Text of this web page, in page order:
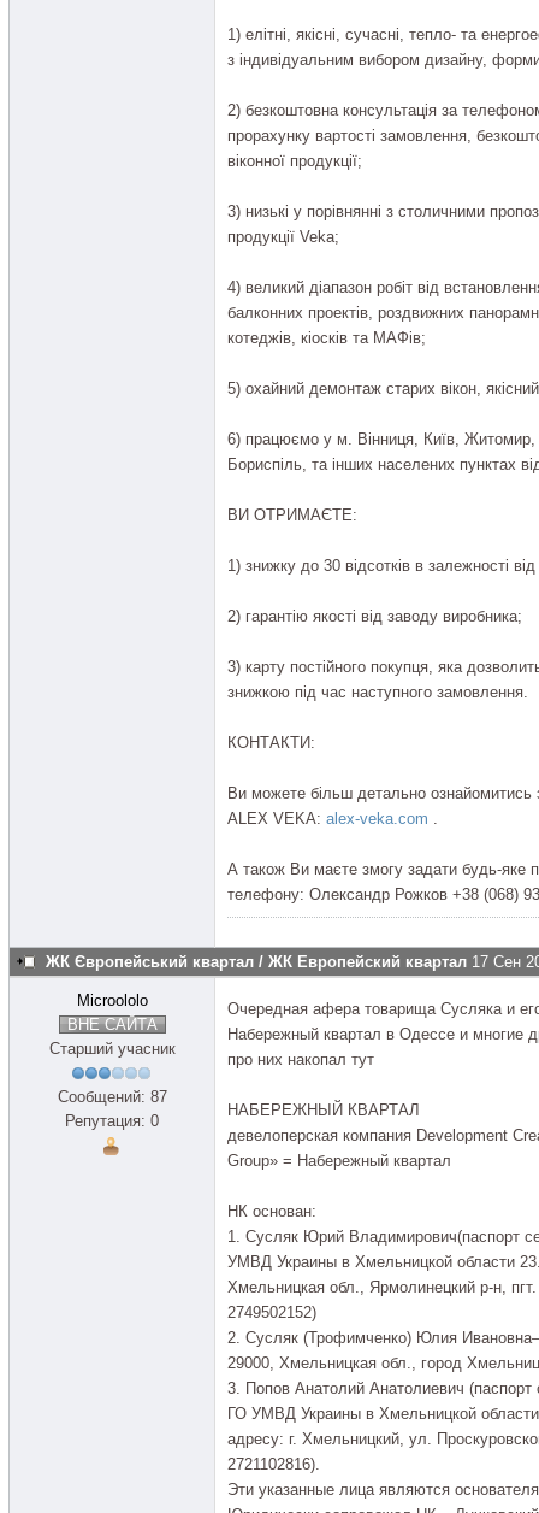
1) елітні, якісні, сучасні, тепло- та
з індивідуальним вибором дизайну,
2) безкоштовна консультація за
прорахунку вартості замовлення,
віконної продукції;
3) низькі у порівнянні з столичними
продукції Veka;
4) великий діапазон робіт від
балконних проектів, роздвижних
котеджів, кіосків та МАФів;
5) охайний демонтаж старих вікон,
6) працюємо у м. Вінниця, Київ,
Бориспіль, та інших населених пунктах
ВИ ОТРИМАЄТЕ:
1) знижку до 30 відсотків в залежності
2) гарантію якості від заводу виробника;
3) карту постійного покупця, яка
знижкою під час наступного замовлення.
КОНТАКТИ:
Ви можете більш детально ознайомитись
ALEX VEKA: alex-veka.com .
А також Ви маєте змогу задати будь-яке
телефону: Олександр Рожков +38 (068)
ЖК Європейський квартал / ЖК Европейский квартал 17 Сен
Microololo
ВНЕ САЙТА
Старший учасник
Сообщений: 87
Репутация: 0
Очередная афера товарища Сусляка и
Набережный квартал в Одессе и многие
про них накопал тут
НАБЕРЕЖНЫЙ КВАРТАЛ
девелоперская компания Development
Group» = Набережный квартал
НК основан:
1. Сусляк Юрий Владимирович(паспорт
УМВД Украины в Хмельницкой области
Хмельницкая обл., Ярмолинецкий р-н,
2749502152)
2. Сусляк (Трофимченко) Юлия
29000, Хмельницкая обл., город
3. Попов Анатолий Анатолиевич
ГО УМВД Украины в Хмельницкой области
адресу: г. Хмельницкий, ул.
2721102816).
Эти указанные лица являются